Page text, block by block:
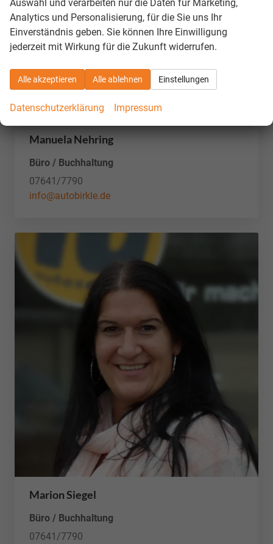
Manuela Nehring
Büro / Buchhaltung
07641/7790
info@autobirkle.de
Marion Siegel
Büro / Buchhaltung
07641/7790
Auswahl und verarbeiten nur die Daten für Marketing,
Analytics und Personalisierung, für die Sie uns Ihr
Einverständnis geben. Sie können Ihre Einwilligung
jederzeit mit Wirkung für die Zukunft widerrufen.
Alle akzeptieren Alle ablehnen Einstellungen
Datenschutzerklärung Impressum